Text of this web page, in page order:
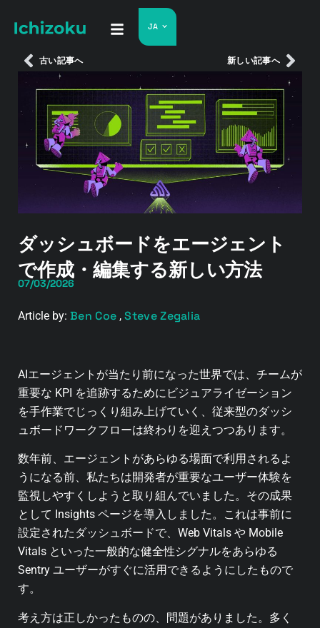
JA
古い記事へ 新しい記事へ
ダッシュボードをエージェント
で作成・編集する新しい方法
07/03/2026
Article by: Ben Coe ,Steve Zegalia
AIエージェントが当たり前になった世界では、チームが
重要な KPI を追跡するためにビジュアライゼーション
を手作業でじっくり組み上げていく、従来型のダッシ
ュボードワークフローは終わりを迎えつつあります。
数年前、エージェントがあらゆる場面で利用されるよ
うになる前、私たちは開発者が重要なユーザー体験を
監視しやすくしようと取り組んでいました。その成果
として Insights ページを導入しました。これは事前に
設定されたダッシュボードで、Web Vitals や Mobile
Vitals といった一般的な健全性シグナルをあらゆる
Sentry ユーザーがすぐに活用できるようにしたもので
す。
考え方は正しかったものの、問題がありました。多く